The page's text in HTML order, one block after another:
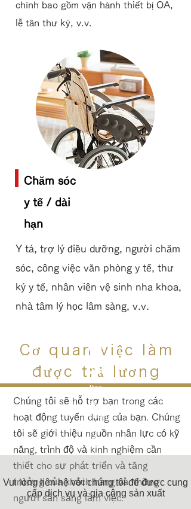
chính bao gồm vận hành thiết bị OA,
lễ tân thư ký, v.v.
Chăm sóc
y tế / dài
hạn
Y tá, trợ lý điều dưỡng, người chăm
sóc, công việc văn phòng y tế, thư
ký y tế, nhân viên vệ sinh nha khoa,
nhà tâm lý học lâm sàng, v.v.
Cơ quan việc làm
được trả lương
Chúng tôi sẽ hỗ trợ bạn trong các
hoạt động tuyển dụng của bạn. Chúng
tôi sẽ giới thiệu nguồn nhân lực có kỹ
năng, trình độ và kinh nghiệm cần
thiết cho sự phát triển và tăng
trưởng của khách hàng và những
người sẵn sàng làm việc.
phỏ
ng
vấn
lòng
tra kỹ
và sự
phù
hợp
của
bạn.
Vui lòng liên hệ với chúng tôi để được cung
cấp dịch vụ và gia công sản xuất